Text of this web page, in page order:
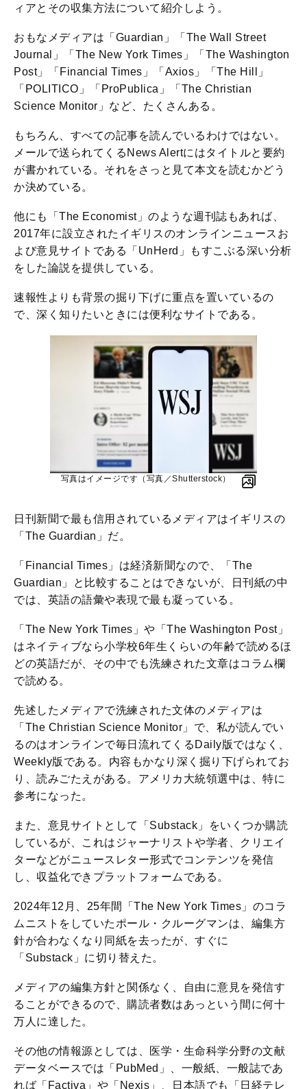
ィアとその収集方法について紹介しよう。
おもなメディアは「Guardian」「The Wall Street
Journal」「The New York Times」「The Washington
Post」「Financial Times」「Axios」「The Hill」
「POLITICO」「ProPublica」「The Christian
Science Monitor」など、たくさんある。
もちろん、すべての記事を読んでいるわけではない。
メールで送られてくるNews Alertにはタイトルと要約
が書かれている。それをさっと見て本文を読むかどう
か決めている。
他にも「The Economist」のような週刊誌もあれば、
2017年に設立されたイギリスのオンラインニュースお
よび意見サイトである「UnHerd」もすこぶる深い分析
をした論説を提供している。
速報性よりも背景の掘り下げに重点を置いているの
で、深く知りたいときには便利なサイトである。
写真はイメージです（写真／Shutterstock）
日刊新聞で最も信用されているメディアはイギリスの
「The Guardian」だ。
「Financial Times」は経済新聞なので、「The
Guardian」と比較することはできないが、日刊紙の中
では、英語の語彙や表現で最も凝っている。
「The New York Times」や「The Washington Post」
はネイティブなら小学校6年生くらいの年齢で読めるほ
どの英語だが、その中でも洗練された文章はコラム欄
で読める。
先述したメディアで洗練された文体のメディアは
「The Christian Science Monitor」で、私が読んでい
るのはオンラインで毎日流れてくるDaily版ではなく、
Weekly版である。内容もかなり深く掘り下げられてお
り、読みごたえがある。アメリカ大統領選中は、特に
参考になった。
また、意見サイトとして「Substack」をいくつか購読
しているが、これはジャーナリストや学者、クリエイ
ターなどがニュースレター形式でコンテンツを発信
し、収益化できプラットフォームである。
2024年12月、25年間「The New York Times」のコラ
ムニストをしていたポール・クルーグマンは、編集方
針が合わなくなり同紙を去ったが、すぐに
「Substack」に切り替えた。
メディアの編集方針と関係なく、自由に意見を発信す
ることができるので、購読者数はあっという間に何十
万人に達した。
その他の情報源としては、医学・生命科学分野の文献
データベースでは「PubMed」、一般紙、一般誌であ
れば「Factiva」や「Nexis」、日本語でも「日経テレ